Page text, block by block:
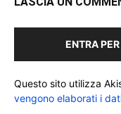
ENTRA
Questo sito utilizza
vengono elaborati i